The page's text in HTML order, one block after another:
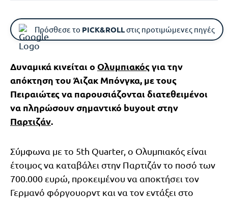
Πρόσθεσε το PICK&ROLLστις προτιμώμενες πηγές
Δυναμικά κινείται ο Ολυμπιακόςγια την
απόκτηση του Άιζακ Μπόνγκα, με τους
Πειραιώτες να παρουσιάζονται διατεθειμένοι
να πληρώσουν σημαντικό buyout στην
Παρτιζάν.
Σύμφωνα με το 5th Quarter, ο Ολυμπιακός είναι
έτοιμος να καταβάλει στην Παρτιζάν το ποσό των
700.000 ευρώ, προκειμένου να αποκτήσει τον
Γερμανό φόργουορντ και να τον εντάξει στο